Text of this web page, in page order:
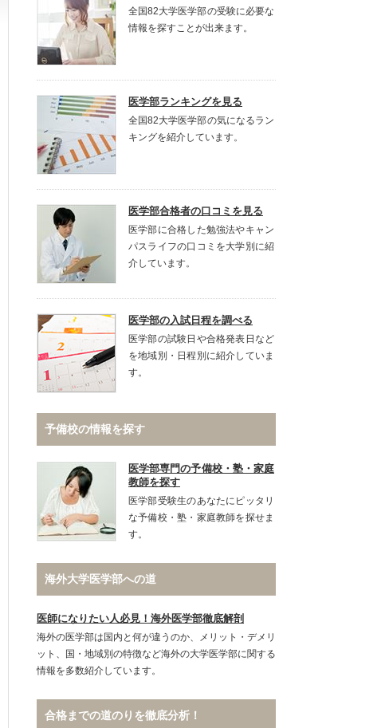
全国82大学医学部の受験に必要な
情報を探すことが出来ます。
医学部ランキングを見る
全国82大学医学部の気になるラン
キングを紹介しています。
医学部合格者の口コミを見る
医学部に合格した勉強法やキャン
パスライフの口コミを大学別に紹
介しています。
医学部の入試日程を調べる
医学部の試験日や合格発表日など
を地域別・日程別に紹介していま
す。
予備校の情報を探す
医学部専門の予備校・塾・家庭
教師を探す
医学部受験生のあなたにピッタリ
な予備校・塾・家庭教師を探せま
す。
海外大学医学部への道
医師になりたい人必見！海外医学部徹底解剖
海外の医学部は国内と何が違うのか、メリット・デメリ
ット、国・地域別の特徴など海外の大学医学部に関する
情報を多数紹介しています。
合格までの道のりを徹底分析！